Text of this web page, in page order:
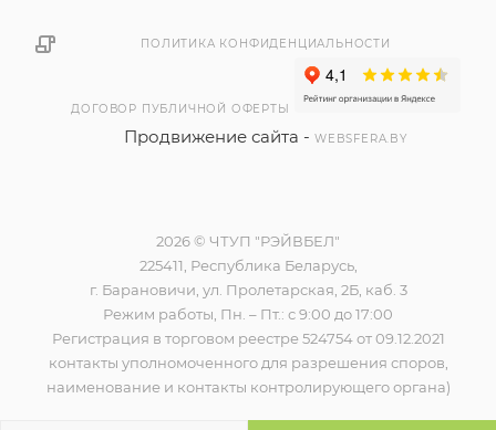
ПОЛИТИКА КОНФИДЕНЦИАЛЬНОСТИ
ДОГОВОР ПУБЛИЧНОЙ ОФЕРТЫ
Продвижение сайта -WEBSFERA.BY
2026 © ЧТУП "РЭЙВБЕЛ"
225411, Республика Беларусь,
г. Барановичи, ул. Пролетарская, 2Б, каб. 3
Режим работы, Пн. – Пт.: с 9:00 до 17:00
Регистрация в торговом реестре 524754 от 09.12.2021
контакты уполномоченного для разрешения споров,
наименование и контакты контролирующего органа)